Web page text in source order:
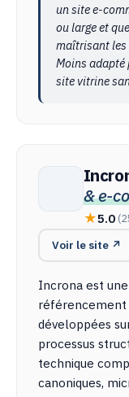
un site e-
ou large et
maîtrisant les
Moins adapté
site vitrine
& e-
5.0
Voir le site ↗
Incrona est
référencement
développées
processus
technique
canoniques,